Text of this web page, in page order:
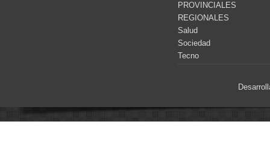
PROVINCIALES
REGIONALES
Salud
Sociedad
Tecno